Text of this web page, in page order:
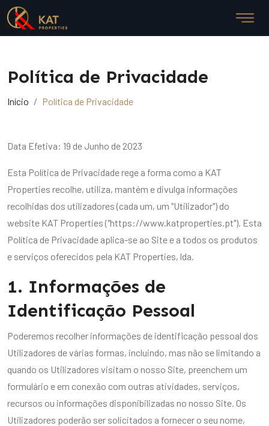
Política de Privacidade
Início Política de Privacidade
Data Efetiva: 19 de Junho de 2023
Esta Política de Privacidade rege a forma como a KAT
Properties recolhe, utiliza, mantém e divulga informações
recolhidas dos utilizadores (cada um, um "Utilizador") do
website KAT Properties ("https://www.katproperties.pt"). Esta
Política de Privacidade aplica-se ao Site e a todos os produtos
e serviços oferecidos pela KAT Properties, lda.
1. Informações de
Identificação Pessoal
Poderemos recolher informações de identificação pessoal dos
Utilizadores de várias formas, incluindo, mas não se limitando a
quando os Utilizadores visitam o nosso Site, preenchem um
formulário e em conexão com outras atividades, serviços,
recursos ou informações disponibilizadas no nosso Site. Os
Utilizadores poderão ser solicitados a fornecer o seu nome,